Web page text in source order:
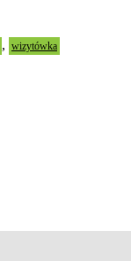
, wizytówka